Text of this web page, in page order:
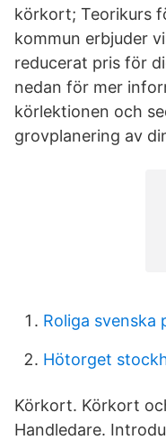
körkort; Teorikurs
kommun erbjuder
reducerat pris för
nedan för mer
körlektionen och
grovplanering av
Roliga svenska
Hötorget
Körkort. Körkort
Handledare.